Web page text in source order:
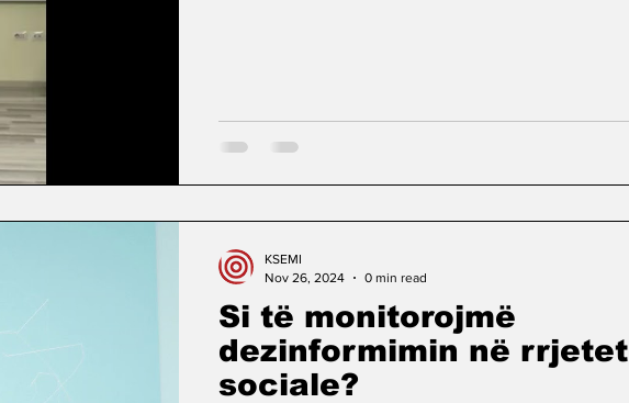
Si të monitorojmë
dezinformimin në rrjetet
sociale?
KSEMI
Nov 26, 2024
0 min read